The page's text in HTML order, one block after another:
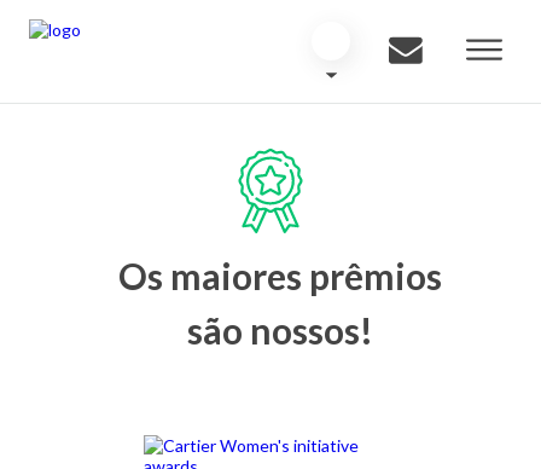
Os maiores prêmios
são nossos!